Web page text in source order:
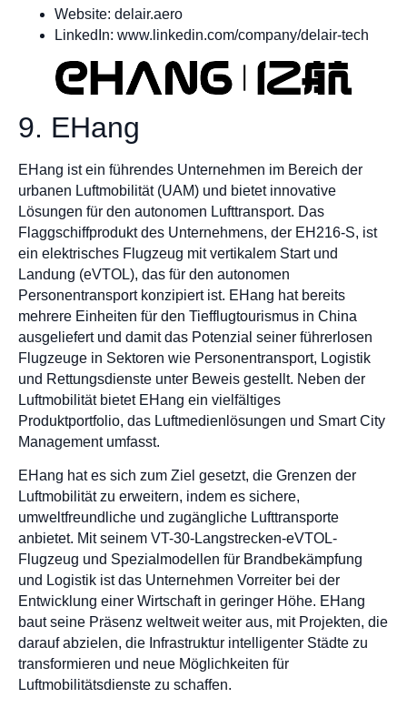
Website: delair.aero
LinkedIn: www.linkedin.com/company/delair-tech
9. EHang
EHang ist ein führendes Unternehmen im Bereich der
urbanen Luftmobilität (UAM) und bietet innovative
Lösungen für den autonomen Lufttransport. Das
Flaggschiffprodukt des Unternehmens, der EH216-S, ist
ein elektrisches Flugzeug mit vertikalem Start und
Landung (eVTOL), das für den autonomen
Personentransport konzipiert ist. EHang hat bereits
mehrere Einheiten für den Tiefflugtourismus in China
ausgeliefert und damit das Potenzial seiner führerlosen
Flugzeuge in Sektoren wie Personentransport, Logistik
und Rettungsdienste unter Beweis gestellt. Neben der
Luftmobilität bietet EHang ein vielfältiges
Produktportfolio, das Luftmedienlösungen und Smart City
Management umfasst.
EHang hat es sich zum Ziel gesetzt, die Grenzen der
Luftmobilität zu erweitern, indem es sichere,
umweltfreundliche und zugängliche Lufttransporte
anbietet. Mit seinem VT-30-Langstrecken-eVTOL-
Flugzeug und Spezialmodellen für Brandbekämpfung
und Logistik ist das Unternehmen Vorreiter bei der
Entwicklung einer Wirtschaft in geringer Höhe. EHang
baut seine Präsenz weltweit weiter aus, mit Projekten, die
darauf abzielen, die Infrastruktur intelligenter Städte zu
transformieren und neue Möglichkeiten für
Luftmobilitätsdienste zu schaffen.